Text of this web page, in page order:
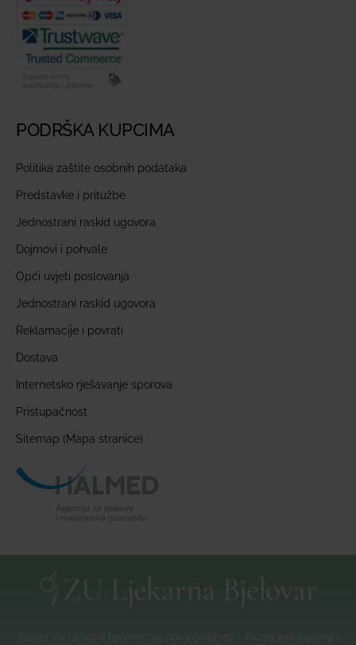
PODRŠKA KUPCIMA
Politika zaštite osobnih podataka
Predstavke i pritužbe
Jednostrani raskid ugovora
Dojmovi i pohvale
Opći uvjeti poslovanja
Jednostrani raskid ugovora
Reklamacije i povrati
Dostava
Internetsko rješavanje sporova
Pristupačnost
Sitemap (Mapa stranice)